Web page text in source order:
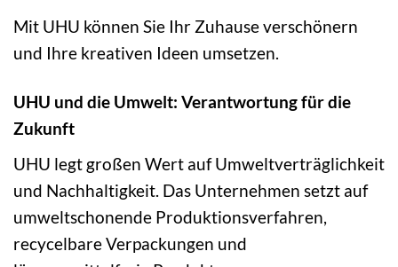
Mit UHU können Sie Ihr Zuhause verschönern
und Ihre kreativen Ideen umsetzen.
UHU und die Umwelt: Verantwortung für die
Zukunft
UHU legt großen Wert auf Umweltverträglichkeit
und Nachhaltigkeit. Das Unternehmen setzt auf
umweltschonende Produktionsverfahren,
recycelbare Verpackungen und